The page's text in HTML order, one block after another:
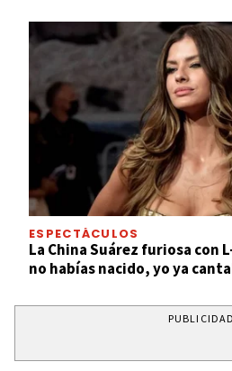
ESPECTÁCULOS
La China Suárez furiosa con
no habías nacido, yo ya
PUBLICIDAD